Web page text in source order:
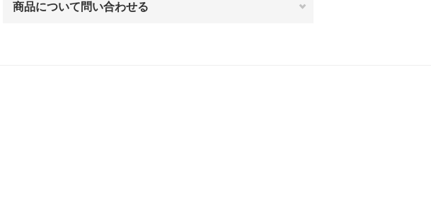
商品について問い合わせる